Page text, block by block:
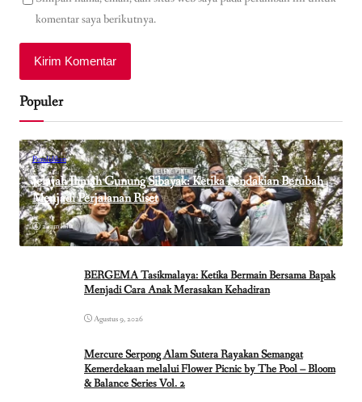
komentar saya berikutnya.
Populer
Pendidikan
Jelajah Ilmiah Gunung Sibayak: Ketika Pendakian Berubah
Menjadi Perjalanan Riset
2 jam lalu
BERGEMA Tasikmalaya: Ketika Bermain Bersama Bapak
Menjadi Cara Anak Merasakan Kehadiran
Agustus 9, 2026
Mercure Serpong Alam Sutera Rayakan Semangat
Kemerdekaan melalui Flower Picnic by The Pool – Bloom
& Balance Series Vol. 2